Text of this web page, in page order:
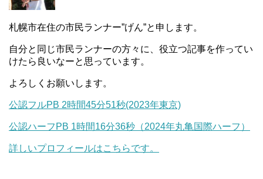
札幌市在住の市民ランナー”げん”と申します。
自分と同じ市民ランナーの方々に、役立つ記事を作ってい
けたら良いなーと思っています。
よろしくお願いします。
公認フルPB 2時間45分51秒(2023年東京)
公認ハーフPB 1時間16分36秒（2024年丸亀国際ハーフ）
詳しいプロフィールはこちらです。